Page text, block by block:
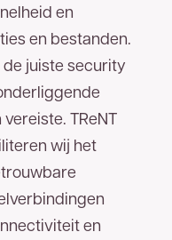
en
en bestanden.
juiste security
TReNT
wij het
en